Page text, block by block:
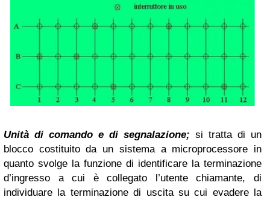
Unità di comando e di segnalazione; si tratta di un
blocco costituito da un sistema a microprocessore in
quanto svolge la funzione di identificare la terminazione
d’ingresso a cui è collegato l’utente chiamante, di
individuare la terminazione di uscita su cui evadere la